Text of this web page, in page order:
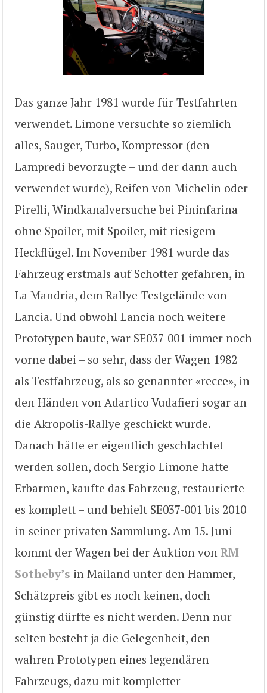
Das ganze Jahr 1981 wurde für Testfahrten
verwendet. Limone versuchte so ziemlich
alles, Sauger, Turbo, Kompressor (den
Lampredi bevorzugte – und der dann auch
verwendet wurde), Reifen von Michelin oder
Pirelli, Windkanalversuche bei Pininfarina
ohne Spoiler, mit Spoiler, mit riesigem
Heckflügel. Im November 1981 wurde das
Fahrzeug erstmals auf Schotter gefahren, in
La Mandria, dem Rallye-Testgelände von
Lancia. Und obwohl Lancia noch weitere
Prototypen baute, war SE037-001 immer noch
vorne dabei – so sehr, dass der Wagen 1982
als Testfahrzeug, als so genannter «recce», in
den Händen von Adartico Vudafieri sogar an
die Akropolis-Rallye geschickt wurde.
Danach hätte er eigentlich geschlachtet
werden sollen, doch Sergio Limone hatte
Erbarmen, kaufte das Fahrzeug, restaurierte
es komplett – und behielt SE037-001 bis 2010
in seiner privaten Sammlung. Am 15. Juni
kommt der Wagen bei der Auktion von RM
Sotheby’s in Mailand unter den Hammer,
Schätzpreis gibt es noch keinen, doch
günstig dürfte es nicht werden. Denn nur
selten besteht ja die Gelegenheit, den
wahren Prototypen eines legendären
Fahrzeugs, dazu mit kompletter